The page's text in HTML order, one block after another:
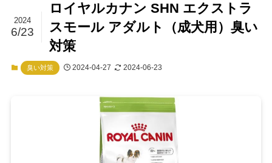
ロイヤルカナン SHN エクストラ
スモール アダルト（成犬用）臭い
対策
2024
6/23
臭い対策 2024-04-27 2024-06-23